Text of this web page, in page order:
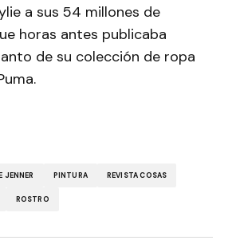
a sus 54 millones de
horas antes publicaba
de su colección de ropa
JENNER PINTURA REVISTA COSAS
ROSTRO